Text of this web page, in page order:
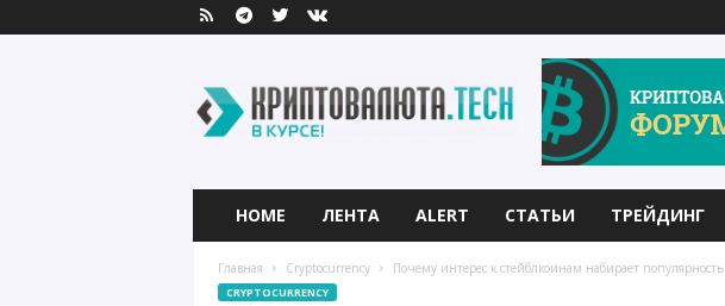
и
HOME ЛЕНТА ALERT СТАТЬИ ТРЕЙДИНГ
Главная Cryptocurrency Почему интерес к стейблкоинам набирает популярность
CRYPTOCURRENCY